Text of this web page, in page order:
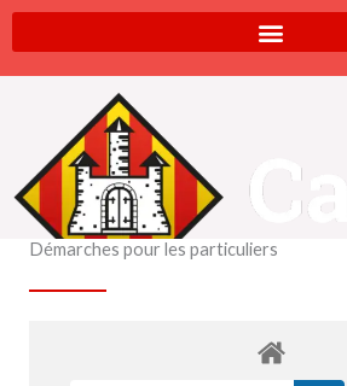
Aller
au
contenu
Démarches pour les particuliers